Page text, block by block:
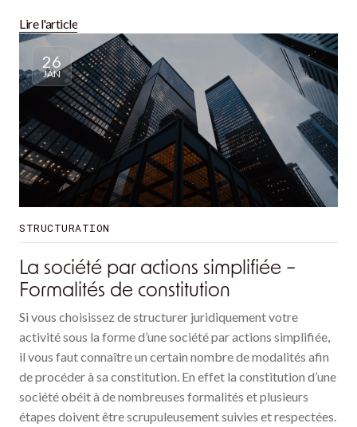
Lire l'article
26
JAN
STRUCTURATION
La société par actions simplifiée –
Formalités de constitution
Si vous choisissez de structurer juridiquement votre
activité sous la forme d’une société par actions simplifiée,
il vous faut connaître un certain nombre de modalités afin
de procéder à sa constitution. En effet la constitution d’une
société obéit à de nombreuses formalités et plusieurs
étapes doivent être scrupuleusement suivies et respectées.